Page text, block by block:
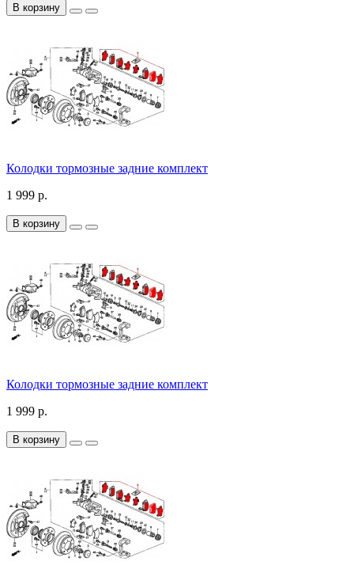
В корзину
Колодки тормозные задние комплект
1 999 р.
В корзину
Колодки тормозные задние комплект
1 999 р.
В корзину